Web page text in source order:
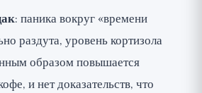
: паника вокруг «времени
раздута, уровень кортизола
образом повышается
и нет доказательств, что